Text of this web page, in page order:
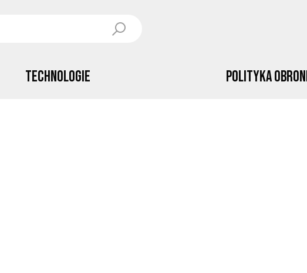
Technologie Polityka